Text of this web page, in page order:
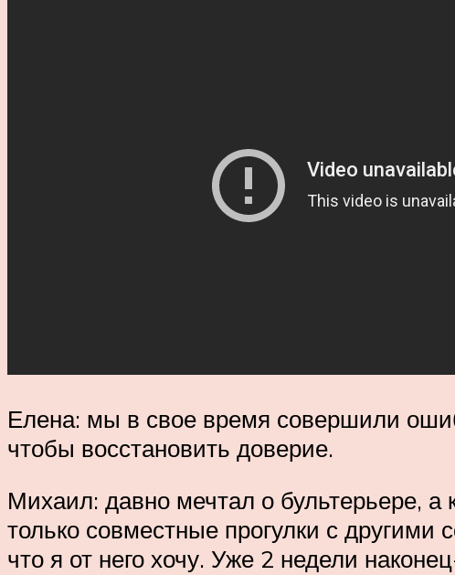
Елена: мы в свое время совершили
чтобы восстановить доверие.
Михаил: давно мечтал о бультерьере, а
только совместные прогулки с другими
что я от него хочу. Уже 2 недели